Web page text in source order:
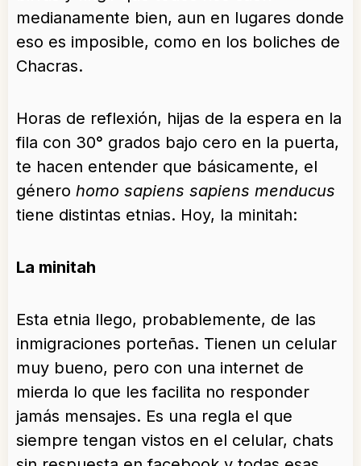
medianamente bien, aun en lugares donde
eso es imposible, como en los boliches de
Chacras.
Horas de reflexión, hijas de la espera en la
fila con 30° grados bajo cero en la puerta,
te hacen entender que básicamente, el
género homo sapiens sapiens menducus
tiene distintas etnias. Hoy, la minitah:
La minitah
Esta etnia llego, probablemente, de las
inmigraciones porteñas. Tienen un celular
muy bueno, pero con una internet de
mierda lo que les facilita no responder
jamás mensajes. Es una regla el que
siempre tengan vistos en el celular, chats